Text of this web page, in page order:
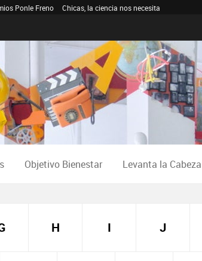
Ponle Freno Chicas, la ciencia nos necesita
Objetivo Bienestar Levanta la Cabeza
H I J